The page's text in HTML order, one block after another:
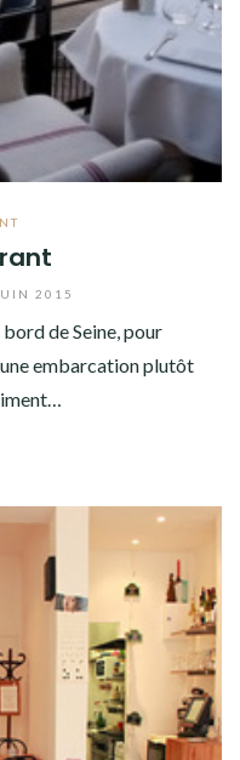
2015
de Seine, pour
embarcation plutôt